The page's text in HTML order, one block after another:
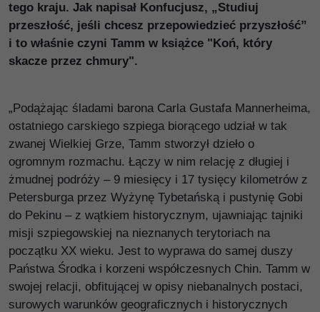
tego kraju. Jak napisał Konfucjusz, „Studiuj
przeszłość, jeśli chcesz przepowiedzieć przyszłość”
i to właśnie czyni Tamm w książce "Koń, który
skacze przez chmury".
„Podążając śladami barona Carla Gustafa Mannerheima,
ostatniego carskiego szpiega biorącego udział w tak
zwanej Wielkiej Grze, Tamm stworzył dzieło o
ogromnym rozmachu. Łączy w nim relację z długiej i
żmudnej podróży – 9 miesięcy i 17 tysięcy kilometrów z
Petersburga przez Wyżynę Tybetańską i pustynię Gobi
do Pekinu – z wątkiem historycznym, ujawniając tajniki
misji szpiegowskiej na nieznanych terytoriach na
początku XX wieku. Jest to wyprawa do samej duszy
Państwa Środka i korzeni współczesnych Chin. Tamm w
swojej relacji, obfitującej w opisy niebanalnych postaci,
surowych warunków geograficznych i historycznych